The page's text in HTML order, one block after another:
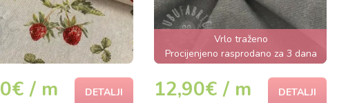
/ m DETALJI
Vrlo traženo
Procijenjeno rasprodano za 3 dana
12,90€ / m DETALJI